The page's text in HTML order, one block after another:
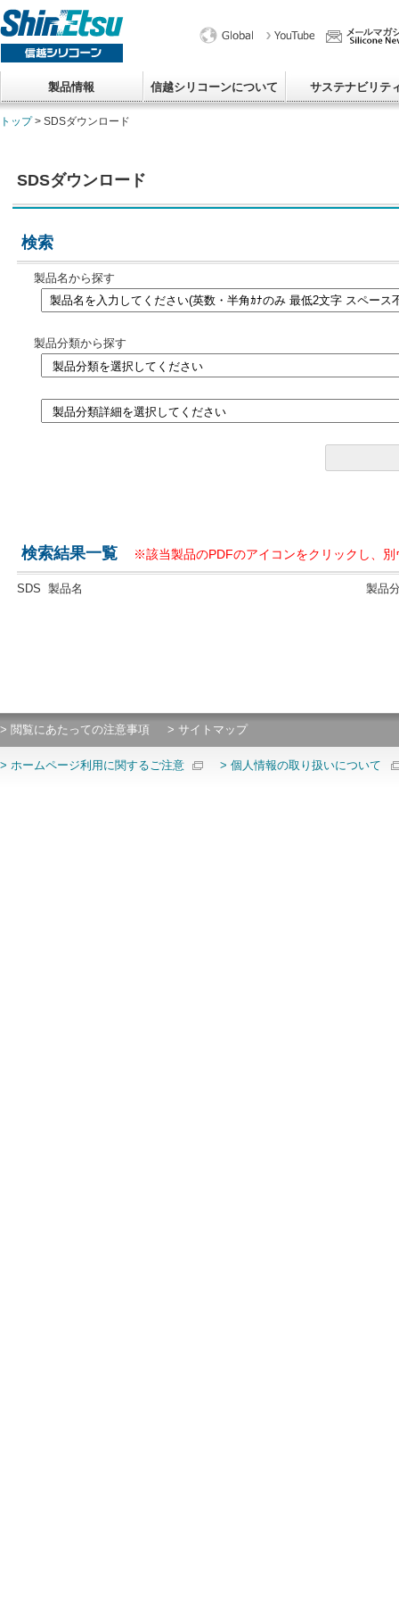
製品情報 信越シリコーンについて サステナビリテ
トップ> SDSダウンロード
SDSダウンロード
検索
製品名から探す
製品分類から探す
検索結果一覧 ※該当製品のPDFのアイコンをクリックし、
SDS 製品名 製品
> 閲覧にあたっての注意事項 > サイトマップ
> ホームページ利用に関するご注意 > 個人情報の取り扱いについて